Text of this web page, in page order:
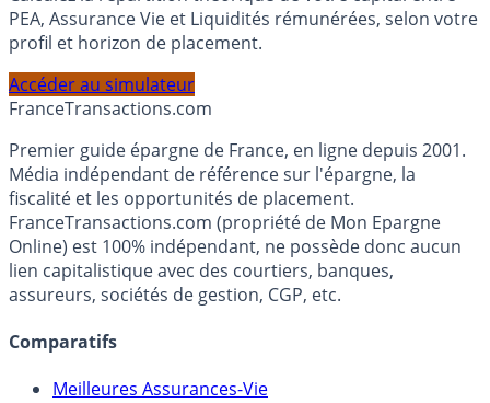
Calculez la répartition théorique de votre capital entre
PEA, Assurance Vie et Liquidités rémunérées, selon votre
profil et horizon de placement.
Accéder au simulateur
FranceTransactions.com
Premier guide épargne de France, en ligne depuis 2001.
Média indépendant de référence sur l'épargne, la
fiscalité et les opportunités de placement.
FranceTransactions.com (propriété de Mon Epargne
Online) est 100% indépendant, ne possède donc aucun
lien capitalistique avec des courtiers, banques,